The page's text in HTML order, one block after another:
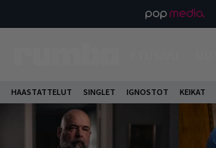
HAASTATTELUT SINGLET IGNOSTOT KEIKAT